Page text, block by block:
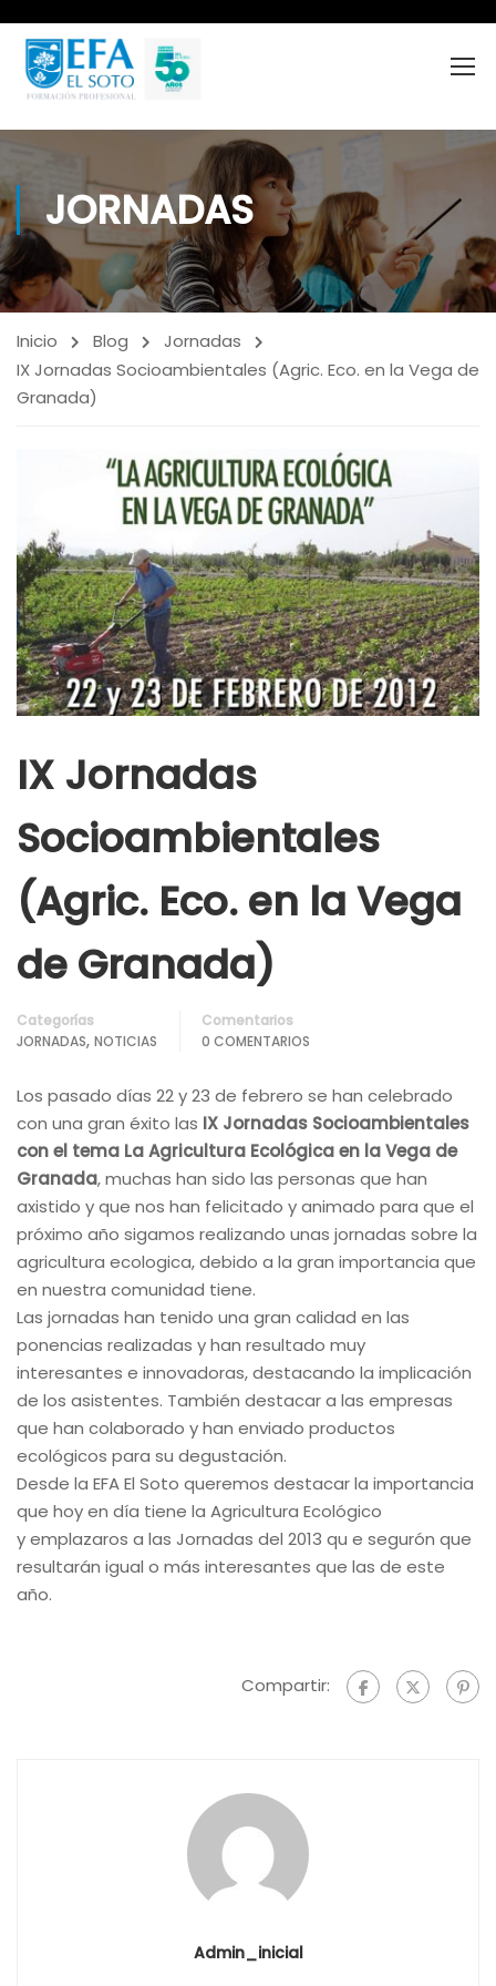
JORNADAS
Inicio Blog
Jornadas
IX Jornadas Socioambientales (Agric. Eco. en la Vega de
Granada)
IX Jornadas
Socioambientales
(Agric. Eco. en la Vega
de Granada)
Categorías
JORNADAS, NOTICIAS
Comentarios
0 COMENTARIOS
Los pasado días 22 y 23 de febrero se han celebrado
con una gran éxito las IX Jornadas Socioambientales
con el tema La Agricultura Ecológica en la Vega de
Granada, muchas han sido las personas que han
axistido y que nos han felicitado y animado para que el
próximo año sigamos realizando unas jornadas sobre la
agricultura ecologica, debido a la gran importancia que
en nuestra comunidad tiene.
Las jornadas han tenido una gran calidad en las
ponencias realizadas y han resultado muy
interesantes e innovadoras, destacando la implicación
de los asistentes. También destacar a las empresas
que han colaborado y han enviado productos
ecológicos para su degustación.
Desde la EFA El Soto queremos destacar la importancia
que hoy en día tiene la Agricultura Ecológico
y emplazaros a las Jornadas del 2013 qu e segurón que
resultarán igual o más interesantes que las de este
año.
Compartir:
Admin_inicial